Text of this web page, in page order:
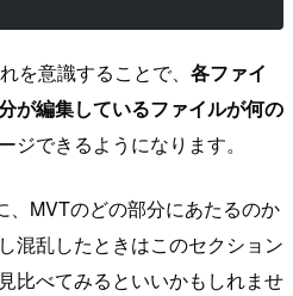
を意識することで、 各ファイ
が編集しているファイルが何の
ジできるようになります。
MVTのどの部分にあたるのか
混乱したときはこのセクション
比べてみるといいかもしれませ